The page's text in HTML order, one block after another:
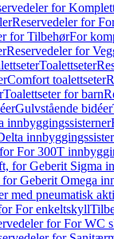
for
Reservedeler for
for TilbehørFor
Reservedeler for
Toalettseter
Comfort toalettseter
Toalettseter for barn
Gulvstående bidéer
innbyggingssisterner
For 300T
for Geberit Sigma
Geberit Omega
med pneumatisk
For enkeltskyll
for For WC